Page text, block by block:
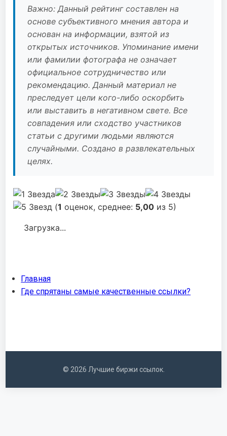
Главная
Где спрятаны самые качественные ссылки?
Важно: Данный рейтинг составлен на
основе субъективного мнения автора и
основан на информации, взятой из
открытых источников. Упоминание имени
или фамилии фотографа не означает
официальное сотрудничество или
рекомендацию. Данный материал не
преследует цели кого-либо оскорбить
или выставить в негативном свете. Все
совпадения или сходство участников
статьи с другими людьми являются
случайными. Создано в развлекательных
целях.
(1 оценок, среднее: 5,00 из 5)
Загрузка...
© 2026 Лучшие биржи ссылок.